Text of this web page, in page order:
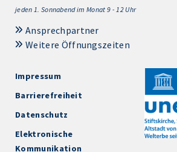
jeden 1. Sonnabend im Monat 9 - 12 Uhr
Ansprechpartner
Weitere Öffnungszeiten
Impressum
Barrierefreiheit
Datenschutz
Elektronische
Kommunikation